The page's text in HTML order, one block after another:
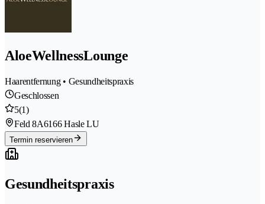
AloeWellnessLounge
Haarentfernung • Gesundheitspraxis
Geschlossen
5(1)
Feld 8A6166 Hasle LU
Termin reservieren
Gesundheitspraxis